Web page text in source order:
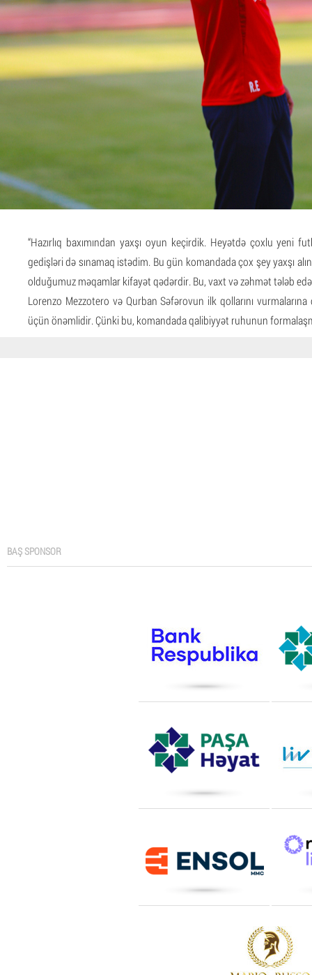
“Hazırlıq baxımından yaxşı oyun keçirdik. Heyətdə çoxlu yeni
gedişləri də sınamaq istədim. Bu gün komandada çox şey yaxşı
olduğumuz məqamlar kifayət qədərdir. Bu, vaxt və zəhmət tələb
Lorenzo Mezzotero və Qurban Səfərovun ilk qollarını
üçün önəmlidir. Çünki bu, komandada qalibiyyət ruhunun
BAŞ SPONSOR